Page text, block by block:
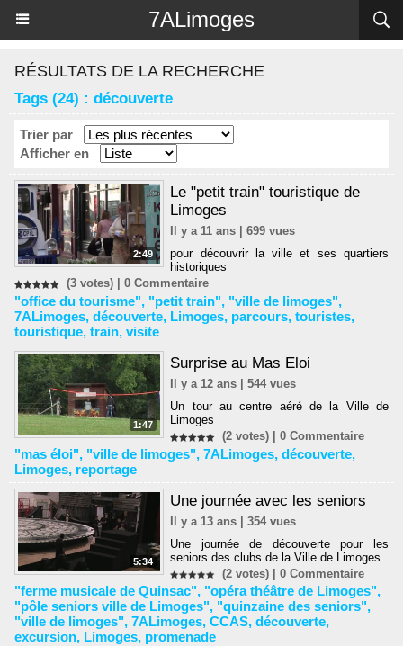
7ALimoges
RÉSULTATS DE LA RECHERCHE
Tags (24) : découverte
Trier par
Afficher en
2:49
Le "petit train" touristique de
Limoges
Il y a 11 ans | 699 vues
pour découvrir la ville et ses quartiers
historiques
(3 votes) | 0 Commentaire
"office du tourisme", "petit train", "ville de limoges",
7ALimoges, découverte, Limoges, parcours, touristes,
touristique, train, visite
1:47
Surprise au Mas Eloi
Il y a 12 ans | 544 vues
Un tour au centre aéré de la Ville de
Limoges
(2 votes) |0 Commentaire
"mas éloi", "ville de limoges", 7ALimoges, découverte,
Limoges, reportage
5:34
Une journée avec les seniors
Il y a 13 ans | 354 vues
Une journée de découverte pour les
seniors des clubs de la Ville de Limoges
(2 votes) |0 Commentaire
"ferme musicale de Quinsac", "opéra théâtre de Limoges",
"pôle seniors ville de Limoges", "quinzaine des seniors",
"ville de limoges", 7ALimoges, CCAS, découverte,
excursion, Limoges, promenade